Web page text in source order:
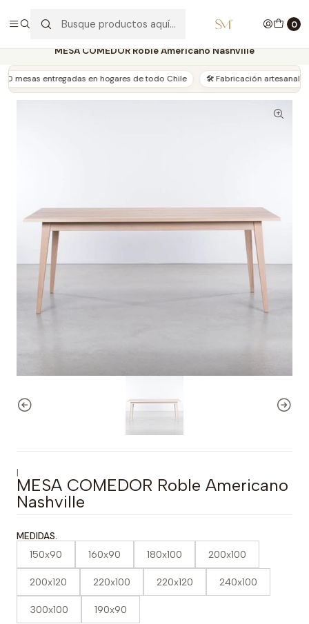
0
MESA COMEDOR Roble Americano Nashville
entregadas en hogares de todo Chile 🛠️ Fabricación artesanal en
|
MESA COMEDOR Roble Americano
Nashville
MEDIDAS.
150x90 160x90 180x100 200x100
200x120 220x100 220x120 240x100
300x100 190x90